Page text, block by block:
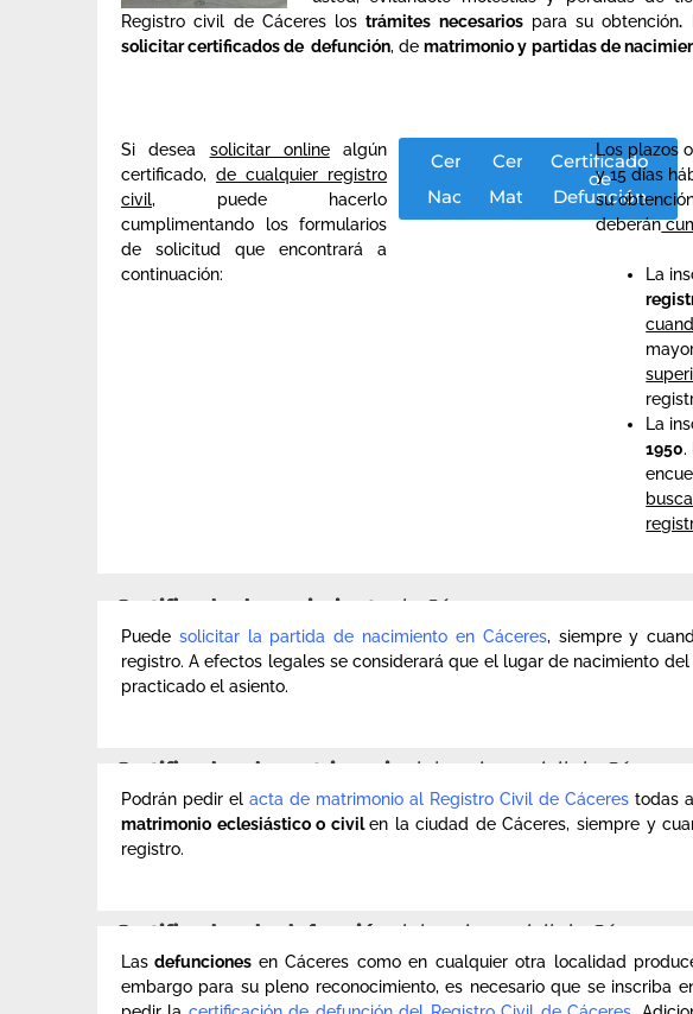
Registro civil de Cáceres lostrámites necesariospara su obtención.
solicitar certificados de defunción, de matrimonio y partidas de
Si desea solicitar onlinealgún
certificado,de cualquier registro
civil, puede hacerlo
cumplimentando los formularios
de solicitud que encontrará a
continuación:
Certificado
Nacimiento
Certificado
Matrimonio
Certificado
de
Defunción
Los plazos
y 15 días
su
deberán
La
La
1950.
Certificado de nacimiento de Cáceres.
Puede solicitar la partida de nacimiento en Cáceres, siempre y
registro. A efectos legales se considerará que el lugar de nacimiento
practicado el asiento.
Certificados de matrimonio del registro civil de Cáceres.
Podrán pedir el acta de matrimonio al Registro Civil de Cácerestodas
matrimonio eclesiástico o civilen la ciudad de Cáceres, siempre y
registro.
Certificados de defunción del registro civil de Cáceres.
Las defunciones en Cáceres como en cualquier otra localidad
embargo para su pleno reconocimiento, es necesario que se inscriba